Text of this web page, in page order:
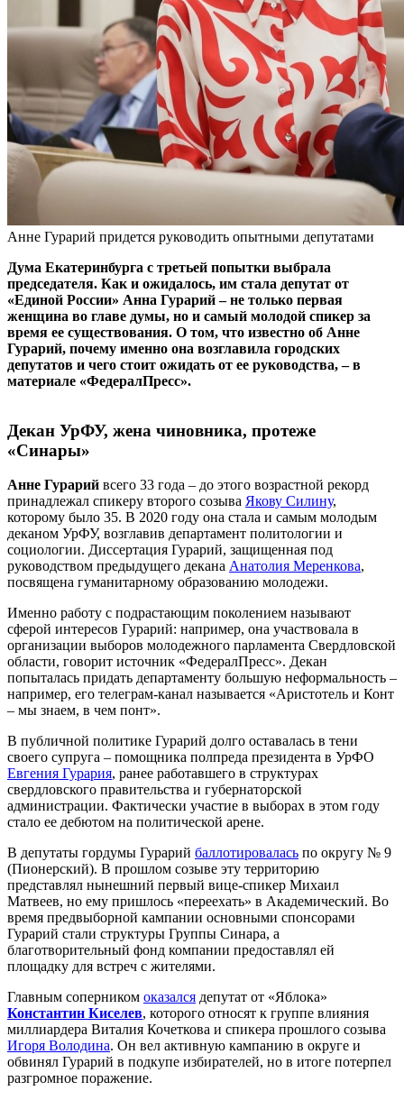
Анне Гурарий придется руководить опытными депутатами
Дума Екатеринбурга с третьей попытки выбрала
председателя. Как и ожидалось, им стала депутат от
«Единой России» Анна Гурарий – не только первая
женщина во главе думы, но и самый молодой спикер за
время ее существования. О том, что известно об Анне
Гурарий, почему именно она возглавила городских
депутатов и чего стоит ожидать от ее руководства, – в
материале «ФедералПресс».
Декан УрФУ, жена чиновника, протеже
«Синары»
Анне Гурарий всего 33 года – до этого возрастной рекорд
принадлежал спикеру второго созыва Якову Силину,
которому было 35. В 2020 году она стала и самым молодым
деканом УрФУ, возглавив департамент политологии и
социологии. Диссертация Гурарий, защищенная под
руководством предыдущего декана Анатолия Меренкова,
посвящена гуманитарному образованию молодежи.
Именно работу с подрастающим поколением называют
сферой интересов Гурарий: например, она участвовала в
организации выборов молодежного парламента Свердловской
области, говорит источник «ФедералПресс». Декан
попыталась придать департаменту большую неформальность –
например, его телеграм-канал называется «Аристотель и Конт
– мы знаем, в чем понт».
В публичной политике Гурарий долго оставалась в тени
своего супруга – помощника полпреда президента в УрФО
Евгения Гурария, ранее работавшего в структурах
свердловского правительства и губернаторской
администрации. Фактически участие в выборах в этом году
стало ее дебютом на политической арене.
В депутаты гордумы Гурарий баллотировалась по округу № 9
(Пионерский). В прошлом созыве эту территорию
представлял нынешний первый вице-спикер Михаил
Матвеев, но ему пришлось «переехать» в Академический. Во
время предвыборной кампании основными спонсорами
Гурарий стали структуры Группы Синара, а
благотворительный фонд компании предоставлял ей
площадку для встреч с жителями.
Главным соперником оказался депутат от «Яблока»
Константин Киселев, которого относят к группе влияния
миллиардера Виталия Кочеткова и спикера прошлого созыва
Игоря Володина. Он вел активную кампанию в округе и
обвинял Гурарий в подкупе избирателей, но в итоге потерпел
разгромное поражение.